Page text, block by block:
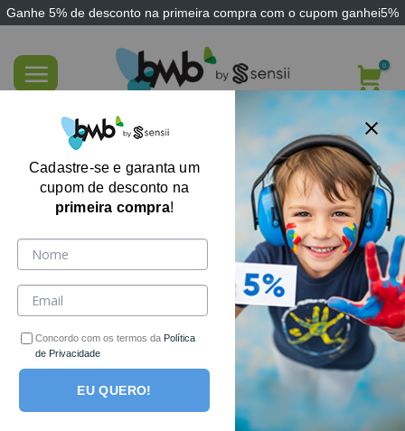
Ganhe 5% de desconto na primeira compra com o cupom ganhei5%
content
Técnicas em Terapia do Esquema
Cadastre-se e garanta um
cupom de desconto na
primeira compra!
Concordo com os termos da Política
de Privacidade
EU QUERO!